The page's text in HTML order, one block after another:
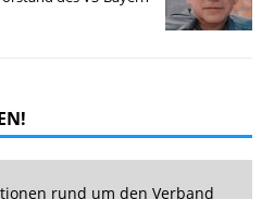
rund um den Verband